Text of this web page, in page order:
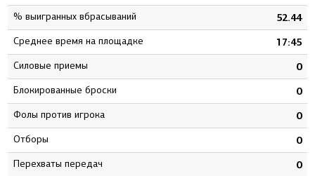
% выигранных вбрасываний 52.44
Среднее время на площадке 17:45
Силовые приемы 0
Блокированные броски 0
Фолы против игрока 0
Отборы 0
Перехваты передач 0